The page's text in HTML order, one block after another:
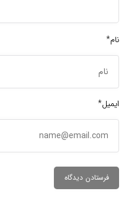
نام*
ایمیل*